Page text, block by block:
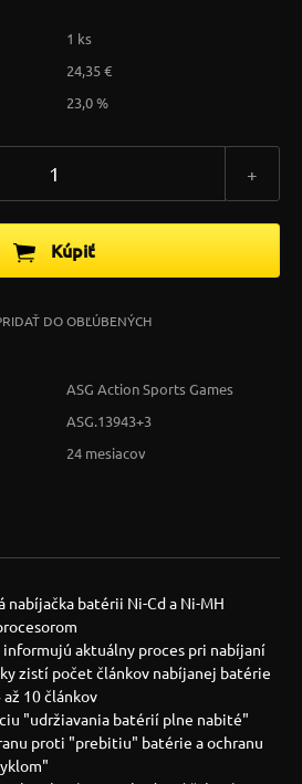
1 ks
24,35 €
23,0 %
+
Kúpiť
DO OBĽÚBENÝCH
ASG Action Sports Games
ASG.13943+3
24 mesiacov
batérii Ni-Cd a Ni-MH
informujú aktuálny proces pri nabíjaní
zistí počet článkov nabíjanej batérie
10 článkov
"udržiavania batérií plne nabité"
proti "prebitiu" batérie a ochranu